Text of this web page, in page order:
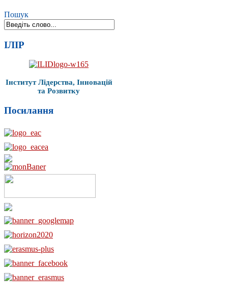
Пошук
ІЛІР
Інститут Лідерства, Інновацій
та Розвитку
Посилання